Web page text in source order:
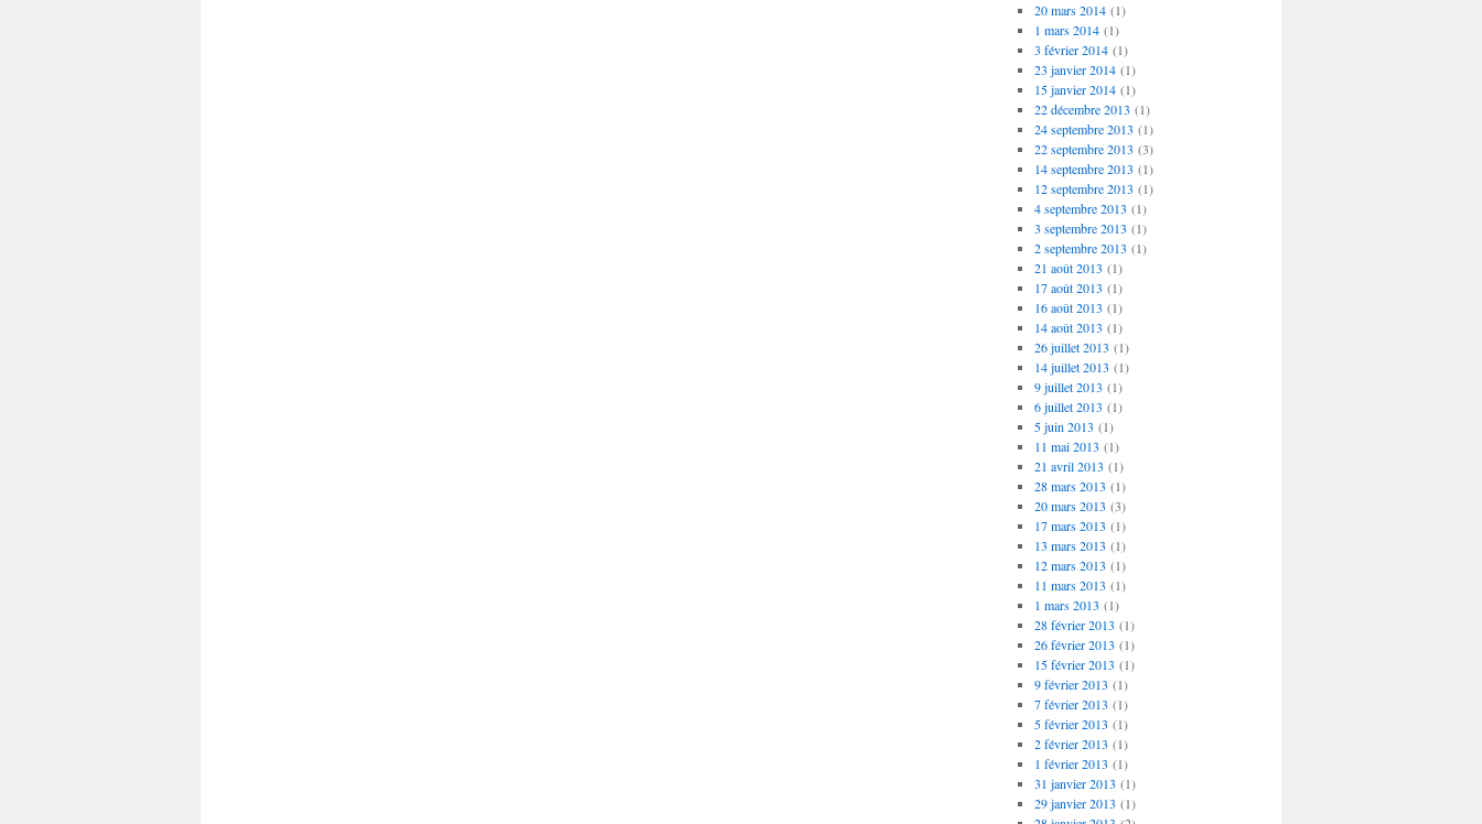
20 mars 2014(1)
1 mars 2014(1)
3 février 2014(1)
23 janvier 2014(1)
15 janvier 2014(1)
22 décembre 2013 (1)
24 septembre 2013 (1)
22 septembre 2013 (3)
14 septembre 2013 (1)
12 septembre 2013 (1)
4 septembre 2013 (1)
3 septembre 2013 (1)
2 septembre 2013 (1)
21 août 2013 (1)
17 août 2013 (1)
16 août 2013 (1)
14 août 2013 (1)
26 juillet 2013 (1)
14 juillet 2013 (1)
9 juillet 2013 (1)
6 juillet 2013 (1)
5 juin 2013 (1)
11 mai 2013 (1)
21 avril 2013 (1)
28 mars 2013 (1)
20 mars 2013 (3)
17 mars 2013 (1)
13 mars 2013 (1)
12 mars 2013 (1)
11 mars 2013 (1)
1 mars 2013 (1)
28 février 2013 (1)
26 février 2013 (1)
15 février 2013 (1)
9 février 2013 (1)
7 février 2013 (1)
5 février 2013 (1)
2 février 2013 (1)
1 février 2013 (1)
31 janvier 2013 (1)
29 janvier 2013 (1)